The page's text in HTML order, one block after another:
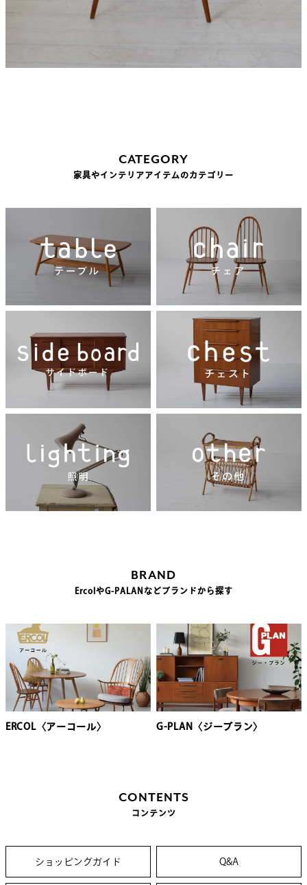
CATEGORY
家具やインテリアアイテムのカテゴリー
BRAND
ErcolやG-PALANなどブランドから探す
ERCOL〈アーコール〉 G-PLAN〈ジープラン〉
CONTENTS
コンテンツ
ショッピングガイド Q&A